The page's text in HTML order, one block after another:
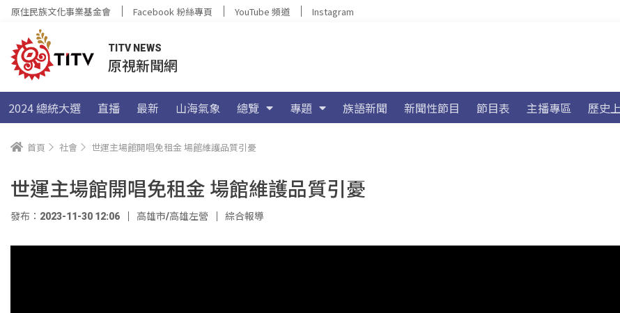
原住民族文化事業基金會 Facebook 粉絲專頁 YouTube 頻道 Instagram
TITV NEWS
原視新聞網
2024 總統大選 直播 最新 山海氣象 總覽 專題 族語新聞 新聞性節目 節目表 主播專區 歷史
首頁 社會 世運主場館開唱免租金 場館維護品質引憂
世運主場館開唱免租金 場館維護品質引憂
發布：2023-11-30 12:06 高雄市/高雄左營 綜合報導